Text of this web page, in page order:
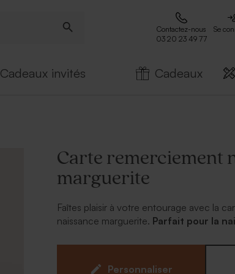
Contactez-nous
03 20 23 49 77
Se
Cadeaux invités Cadeaux
Carte remerciement
marguerite
Faîtes plaisir à votre entourage avec la
naissance marguerite. Parfait pour la
À la venue au monde de cette petite
des tonnes de messages et de cadeaux
Personnaliser